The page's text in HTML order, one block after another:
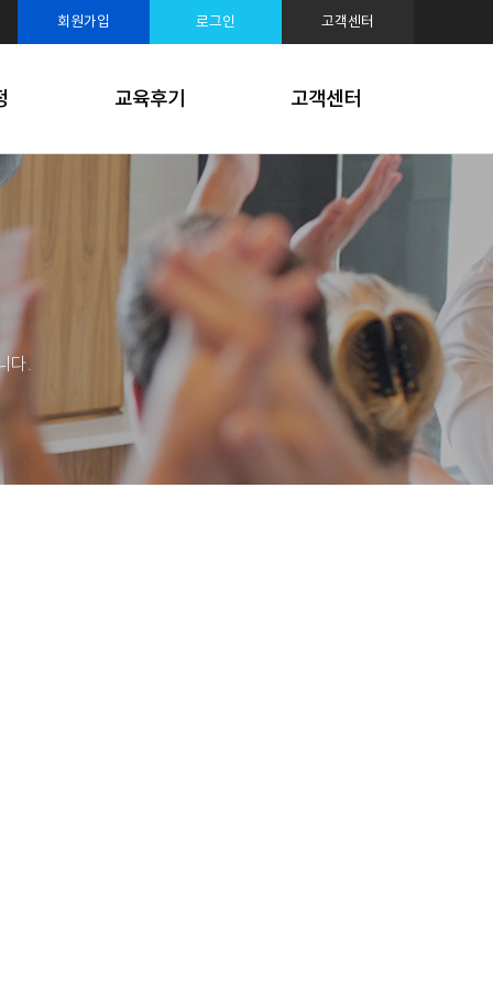
회원가입 로그인 고객센터
교육후기 고객센터
다.